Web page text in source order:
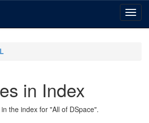
in Index
the index for "All of DSpace".